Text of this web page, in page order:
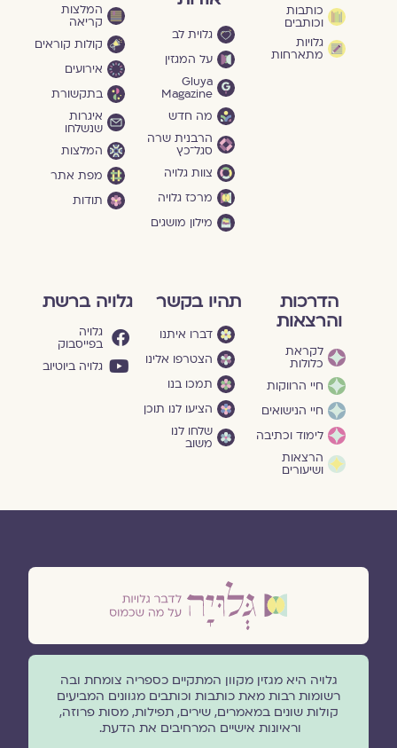
כותבות
וכותבים
גלויות
מתארחות
גלוית לב
על המגזין
Gluya
Magazine
מה חדש
הרבנית שרה
סגל־כץ
צוות גלויה
מרכז גלויה
מילון מושגים
המלצות
קריאה
קולות קוראים
אירועים
בתקשורת
איגרות
שנשלחו
המלצות
מפת אתר
תודות
הדרכות
והרצאות
לקראת
כלולות
חיי הרווקות
חיי הנישואים
לימוד וכתיבה
הרצאות
ושיעורים
תהיו בקשר
דברו איתנו
הצטרפו אלינו
תמכו בנו
הציעו לנו תוכן
שלחו לנו
משוב
גלויה ברשת
גלויה
בפייסבוק
גלויה ביוטיוב
גלויה היא מגזין מקוון המתקיים כספריה צומחת ובה
רשומות רבות מאת כותבות וכותבים מגוונים המביעים
קולות שונים במאמרים, שירים, תפילות, מסות פרוזה,
וראיונות אישיים המרחיבים את הדעת.